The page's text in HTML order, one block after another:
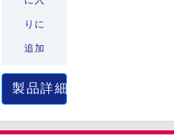
りに
追加
製品詳細